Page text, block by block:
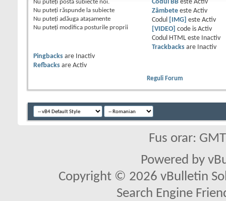
Nu puteţi posta subiecte noi.
Nu puteţi răspunde la subiecte
Nu puteţi adăuga ataşamente
Nu puteţi modifica posturile proprii
Codul BBeste Activ
Zâmbeteeste Activ
Codul
[IMG] este Activ
[VIDEO] code is Activ
Codul HTML este
Inactiv
Trackbacksare
Inactiv
Pingbacks are
Inactiv
Refbacks are Activ
Reguli Forum
Fus orar:
Powered by
Copyright © 2026 vBulletin
Search Engine